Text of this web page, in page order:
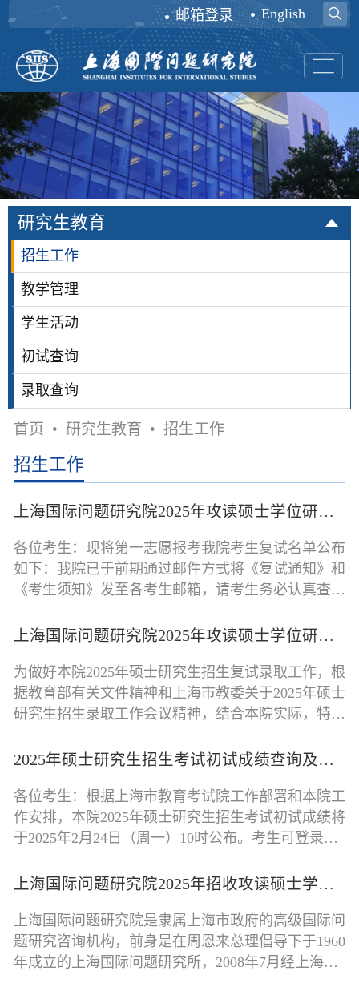
邮箱登录 English
研究生教育
招生工作
教学管理
学生活动
初试查询
录取查询
首页 • 研究生教育 • 招生工作
招生工作
上海国际问题研究院2025年攻读硕士学位研究生入学考试第一志愿考生复试通知
各位考生：现将第一志愿报考我院考生复试名单公布
如下：我院已于前期通过邮件方式将《复试通知》和
《考生须知》发至各考生邮箱，请考生务必认真查
上海国际问题研究院2025年攻读硕士学位研究生入学考试复试录取办法
为做好本院2025年硕士研究生招生复试录取工作，根
据教育部有关文件精神和上海市教委关于2025年硕士
研究生招生录取工作会议精神，结合本院实际，特制
2025年硕士研究生招生考试初试成绩查询及复核通知
各位考生：根据上海市教育考试院工作部署和本院工
作安排，本院2025年硕士研究生招生考试初试成绩将
于2025年2月24日（周一）10时公布。考生可登录中
上海国际问题研究院2025年招收攻读硕士学位研究生简章
上海国际问题研究院是隶属上海市政府的高级国际问
题研究咨询机构，前身是在周恩来总理倡导下于1960
年成立的上海国际问题研究所，2008年7月经上海市